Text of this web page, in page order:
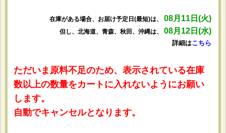
在庫がある場合、お届け予定日(最短)は、 08月11日(火)
但し、北海道、青森、秋田、沖縄は、 08月12日(水)
詳細はこちら
ただいま原料不足のため、表示されている在庫
数以上の数量をカートに入れないようにお願い
します。
自動でキャンセルとなります。